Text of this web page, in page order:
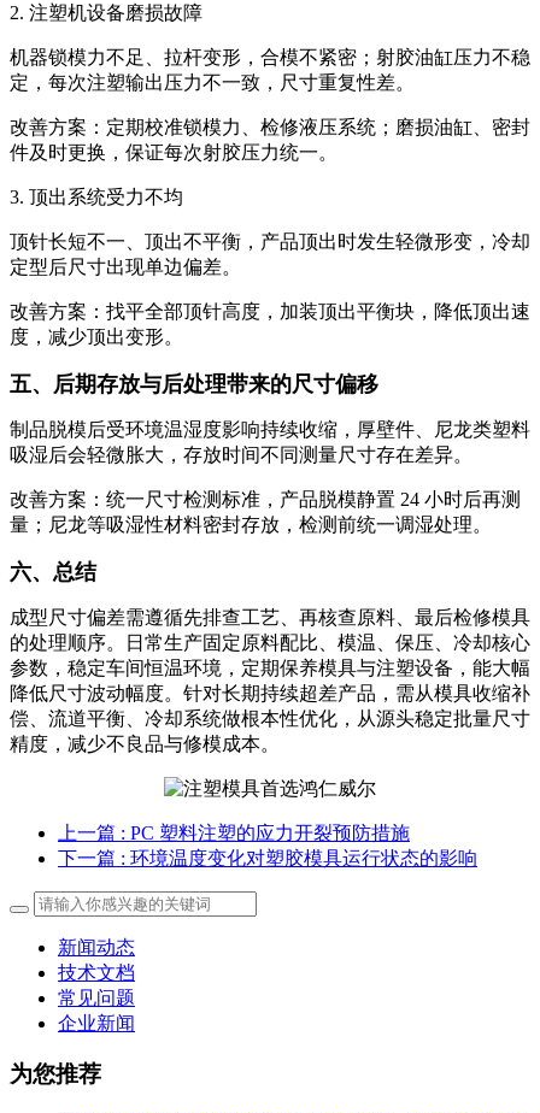
2. 注塑机设备磨损故障
机器锁模力不足、拉杆变形，合模不紧密；射胶油缸压力不稳
定，每次注塑输出压力不一致，尺寸重复性差。
改善方案：定期校准锁模力、检修液压系统；磨损油缸、密封
件及时更换，保证每次射胶压力统一。
3. 顶出系统受力不均
顶针长短不一、顶出不平衡，产品顶出时发生轻微形变，冷却
定型后尺寸出现单边偏差。
改善方案：找平全部顶针高度，加装顶出平衡块，降低顶出速
度，减少顶出变形。
五、后期存放与后处理带来的尺寸偏移
制品脱模后受环境温湿度影响持续收缩，厚壁件、尼龙类塑料
吸湿后会轻微胀大，存放时间不同测量尺寸存在差异。
改善方案：统一尺寸检测标准，产品脱模静置 24 小时后再测
量；尼龙等吸湿性材料密封存放，检测前统一调湿处理。
六、总结
成型尺寸偏差需遵循先排查工艺、再核查原料、最后检修模具
的处理顺序。日常生产固定原料配比、模温、保压、冷却核心
参数，稳定车间恒温环境，定期保养模具与注塑设备，能大幅
降低尺寸波动幅度。针对长期持续超差产品，需从模具收缩补
偿、流道平衡、冷却系统做根本性优化，从源头稳定批量尺寸
精度，减少不良品与修模成本。
上一篇 : PC 塑料注塑的应力开裂预防措施
下一篇 : 环境温度变化对塑胶模具运行状态的影响
新闻动态
技术文档
常见问题
企业新闻
为您推荐